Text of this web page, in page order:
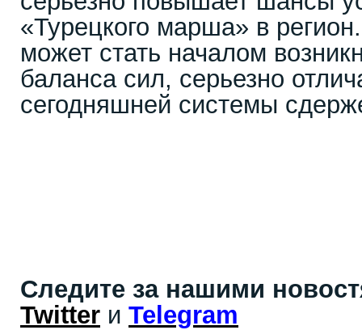
«Турецкого марша» в
может стать началом
баланса сил, серьезно
сегодняшней системы
Следите за нашими
Twitter и Telegram